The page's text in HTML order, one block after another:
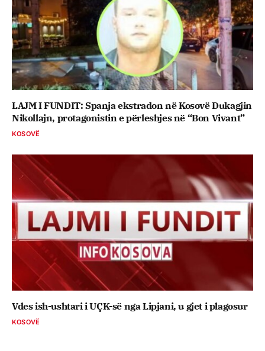
LAJM I FUNDIT: Spanja ekstradon në Kosovë Dukagjin
Nikollajn, protagonistin e përleshjes në “Bon Vivant”
KOSOVË
Vdes ish-ushtari i UÇK-së nga Lipjani, u gjet i plagosur
KOSOVË